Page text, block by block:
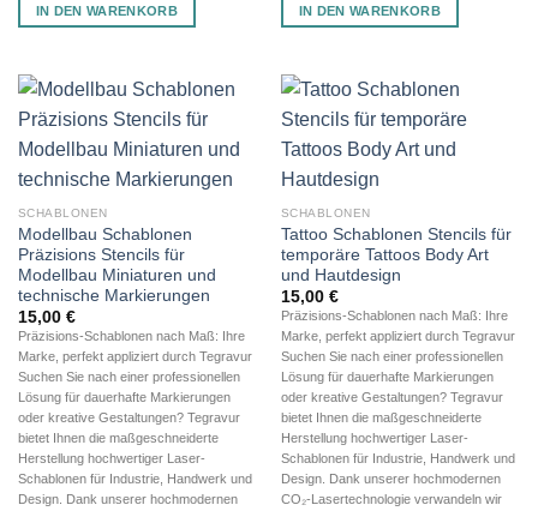
IN DEN WARENKORB IN DEN WARENKORB
SCHABLONEN
Modellbau Schablonen
Präzisions Stencils für
Modellbau Miniaturen und
technische Markierungen
15,00 €
Präzisions-Schablonen nach Maß: Ihre
Marke, perfekt appliziert durch Tegravur
Suchen Sie nach einer professionellen
Lösung für dauerhafte Markierungen
oder kreative Gestaltungen? Tegravur
bietet Ihnen die maßgeschneiderte
Herstellung hochwertiger Laser-
Schablonen für Industrie, Handwerk und
Design. Dank unserer hochmodernen
SCHABLONEN
Tattoo Schablonen Stencils für
temporäre Tattoos Body Art
und Hautdesign
15,00 €
Präzisions-Schablonen nach Maß: Ihre
Marke, perfekt appliziert durch Tegravur
Suchen Sie nach einer professionellen
Lösung für dauerhafte Markierungen
oder kreative Gestaltungen? Tegravur
bietet Ihnen die maßgeschneiderte
Herstellung hochwertiger Laser-
Schablonen für Industrie, Handwerk und
Design. Dank unserer hochmodernen
CO₂-Lasertechnologie verwandeln wir